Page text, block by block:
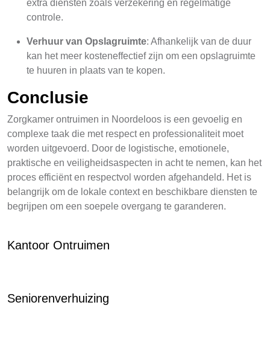
extra diensten zoals verzekering en regelmatige
controle.
Verhuur van Opslagruimte: Afhankelijk van de duur
kan het meer kosteneffectief zijn om een opslagruimte
te huuren in plaats van te kopen.
Conclusie
Zorgkamer ontruimen in Noordeloos is een gevoelig en
complexe taak die met respect en professionaliteit moet
worden uitgevoerd. Door de logistische, emotionele,
praktische en veiligheidsaspecten in acht te nemen, kan het
proces efficiënt en respectvol worden afgehandeld. Het is
belangrijk om de lokale context en beschikbare diensten te
begrijpen om een soepele overgang te garanderen.
Kantoor Ontruimen
Seniorenverhuizing